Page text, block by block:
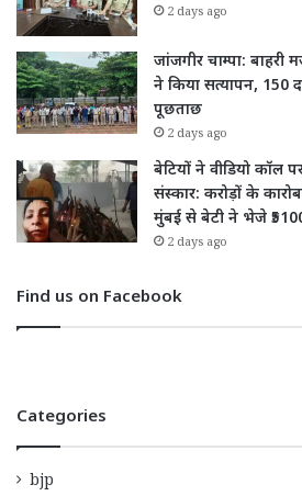
2 days ago
जांजगीर चाम्पा: बाहरी
ने किया सत्यापन, 150
पूछताछ
2 days ago
बेटियों ने वीडियो कॉल
संस्कार: करोड़ों के
मुंबई से बेटी ने भेजे
2 days ago
Find us on Facebook
Categories
bjp